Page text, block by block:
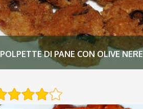
POLPETTE DI PANE CON OLIVE NERE